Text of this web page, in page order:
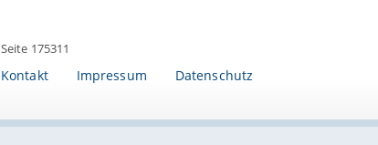
Seite 175311
Kontakt Impressum Datenschutz